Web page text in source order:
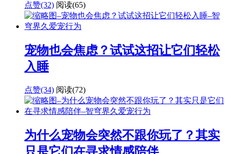
点赞(32) 阅读(65)
宠物也会焦虑？试试这招让它们轻松
入睡
点赞(34) 阅读(72)
为什么宠物会突然不跟你玩了？其实
只是它们在寻求情感陪伴